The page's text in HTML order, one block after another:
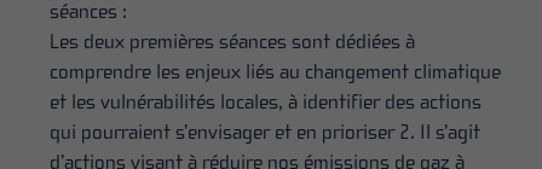
séances :
Les deux premières séances sont dédiées à
comprendre les enjeux liés au changement climatique
et les vulnérabilités locales, à identifier des actions
qui pourraient s’envisager et en prioriser 2. Il s’agit
d’actions visant à réduire nos émissions de gaz à